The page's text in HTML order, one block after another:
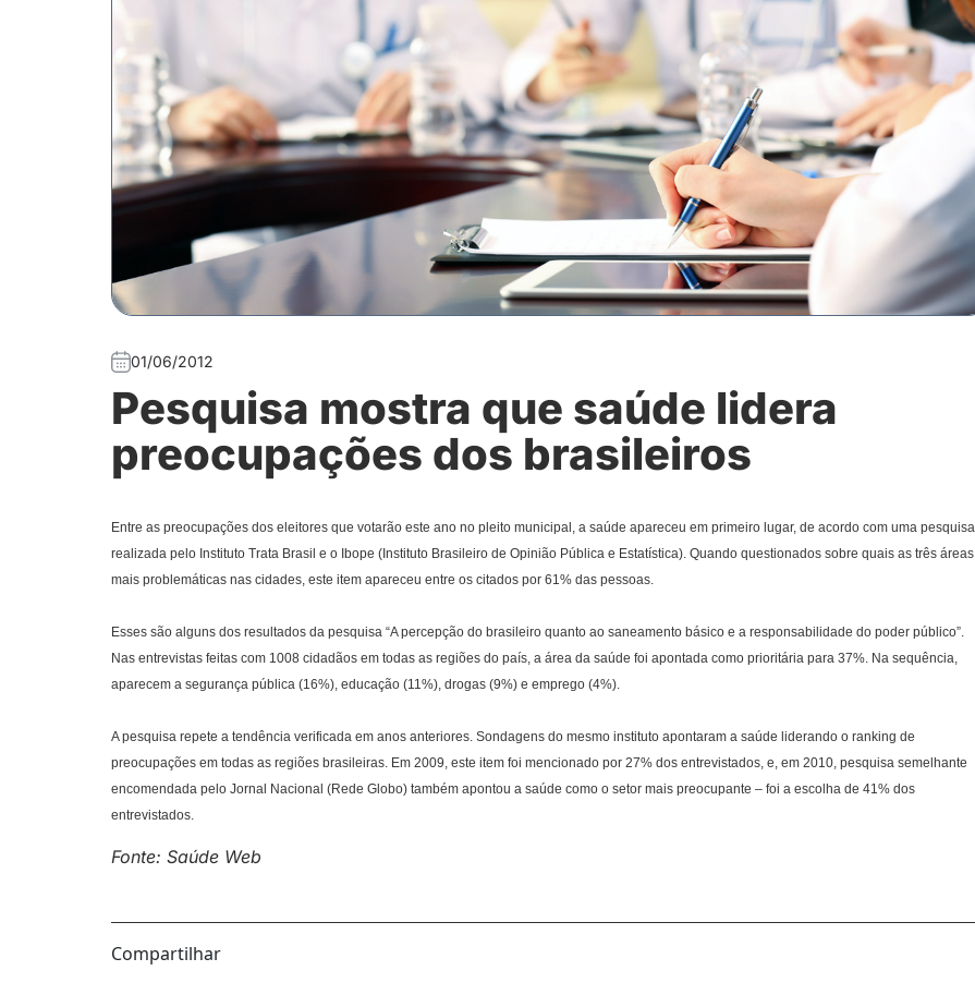
01/06/2012
Pesquisa mostra que saúde lidera
preocupações dos brasileiros
Entre as preocupações dos eleitores que votarão este ano no pleito municipal, a saúde apareceu em primeiro lugar, de acordo com uma pesquisa
realizada pelo Instituto Trata Brasil e o Ibope (Instituto Brasileiro de Opinião Pública e Estatística). Quando questionados sobre quais as três áreas
mais problemáticas nas cidades, este item apareceu entre os citados por 61% das pessoas.
Esses são alguns dos resultados da pesquisa “A percepção do brasileiro quanto ao saneamento básico e a responsabilidade do poder público”.
Nas entrevistas feitas com 1008 cidadãos em todas as regiões do país, a área da saúde foi apontada como prioritária para 37%. Na sequência,
aparecem a segurança pública (16%), educação (11%), drogas (9%) e emprego (4%).
A pesquisa repete a tendência verificada em anos anteriores. Sondagens do mesmo instituto apontaram a saúde liderando o ranking de
preocupações em todas as regiões brasileiras. Em 2009, este item foi mencionado por 27% dos entrevistados, e, em 2010, pesquisa semelhante
encomendada pelo Jornal Nacional (Rede Globo) também apontou a saúde como o setor mais preocupante – foi a escolha de 41% dos
entrevistados.
Fonte: Saúde Web
Compartilhar